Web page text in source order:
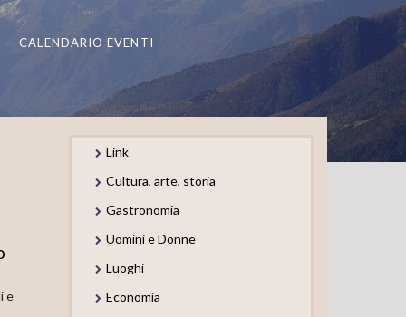
CALENDARIO EVENTI
e
Link
Cultura, arte, storia
Gastronomia
Uomini e Donne
Luoghi
Economia